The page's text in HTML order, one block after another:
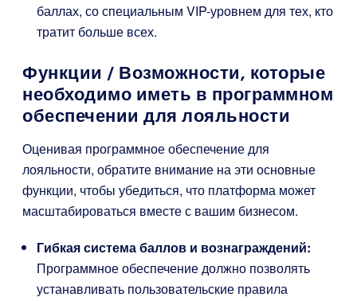
баллах, со специальным VIP-уровнем для тех, кто
тратит больше всех.
Функции / Возможности, которые
необходимо иметь в программном
обеспечении для лояльности
Оценивая программное обеспечение для
лояльности, обратите внимание на эти основные
функции, чтобы убедиться, что платформа может
масштабироваться вместе с вашим бизнесом.
Гибкая система баллов и вознаграждений:
Программное обеспечение должно позволять
устанавливать пользовательские правила